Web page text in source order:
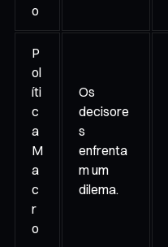
o
P
ol
íti
c
a
M
a
c
r
o
Os
decisore
s
enfrenta
m um
dilema.